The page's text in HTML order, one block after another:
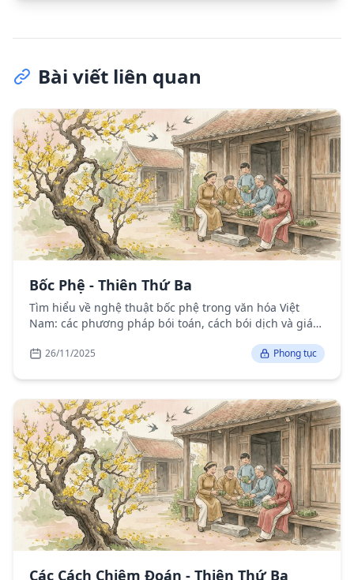
Bài viết liên quan
Bốc Phệ - Thiên Thứ Ba
Tìm hiểu về nghệ thuật bốc phệ trong văn hóa Việt
Nam: các phương pháp bói toán, cách bói dịch và giá
26/11/2025 Phong tục
Các Cách Chiêm Đoán - Thiên Thứ Ba